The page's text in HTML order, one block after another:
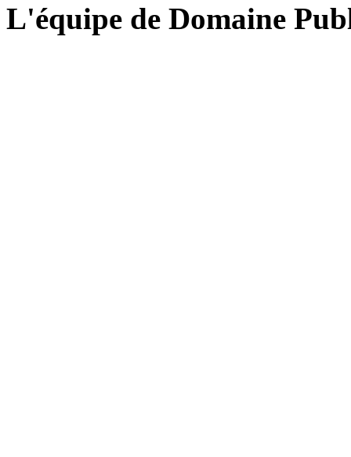
L'équipe de Domaine